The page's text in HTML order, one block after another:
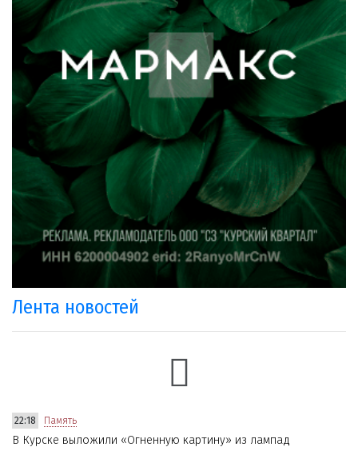
Лента новостей
22:18 Память
В Курске выложили «Огненную картину» из лампад